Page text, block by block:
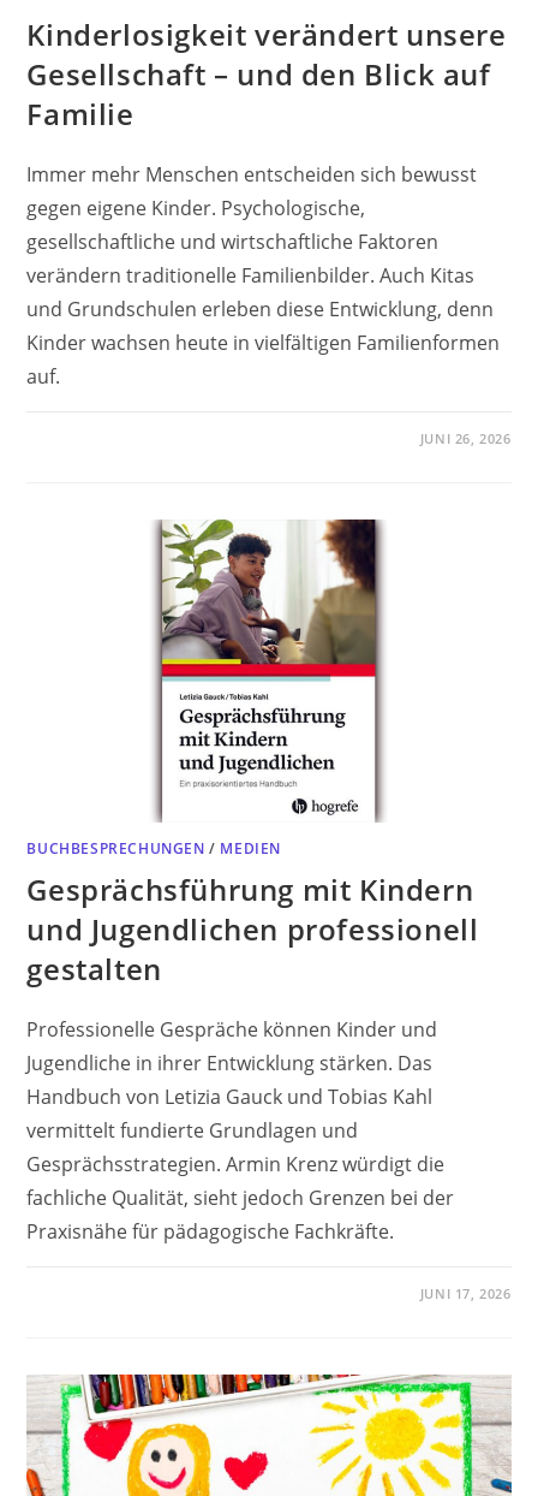
Kinderlosigkeit verändert unsere
Gesellschaft – und den Blick auf
Familie
Immer mehr Menschen entscheiden sich bewusst
gegen eigene Kinder. Psychologische,
gesellschaftliche und wirtschaftliche Faktoren
verändern traditionelle Familienbilder. Auch Kitas
und Grundschulen erleben diese Entwicklung, denn
Kinder wachsen heute in vielfältigen Familienformen
auf.
JUNI 26, 2026
BUCHBESPRECHUNGEN / MEDIEN
Gesprächsführung mit Kindern
und Jugendlichen professionell
gestalten
Professionelle Gespräche können Kinder und
Jugendliche in ihrer Entwicklung stärken. Das
Handbuch von Letizia Gauck und Tobias Kahl
vermittelt fundierte Grundlagen und
Gesprächsstrategien. Armin Krenz würdigt die
fachliche Qualität, sieht jedoch Grenzen bei der
Praxisnähe für pädagogische Fachkräfte.
JUNI 17, 2026